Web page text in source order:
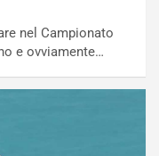
nel Campionato
e ovviamente…